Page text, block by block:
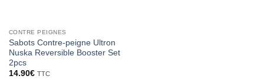
CONTRE PEIGNES
Sabots Contre-peigne Ultron
Nuska Reversible Booster Set
2pcs
14.90€ TTC